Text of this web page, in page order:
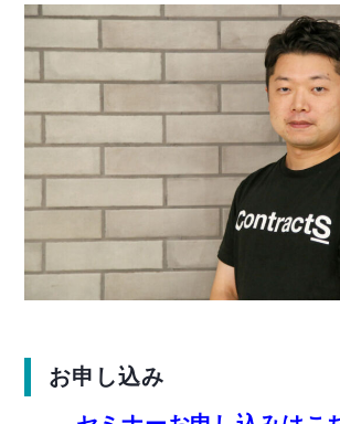
お申し込み